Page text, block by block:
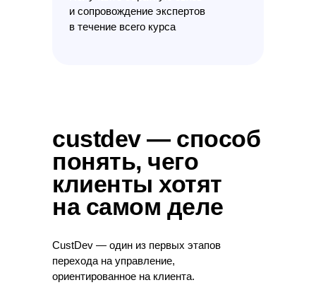
и сопровождение экспертов
в течение всего курса
CustDev — один из первых этапов
перехода на управление,
ориентированное на клиента.
custdev — способ
понять, чего
клиенты хотят
на самом деле